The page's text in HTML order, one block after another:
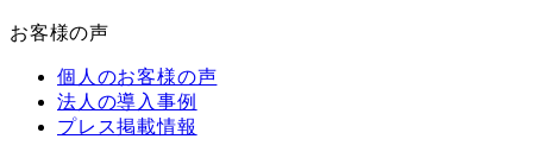
お客様の声
個人のお客様の声
法人の導入事例
プレス掲載情報